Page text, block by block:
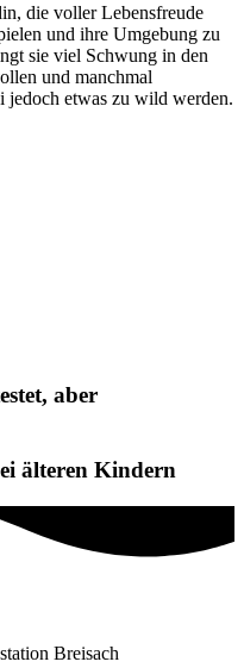
die voller Lebensfreude
und ihre Umgebung zu
sie viel Schwung in den
und manchmal
jedoch etwas zu wild werden.
aber
älteren Kindern
Breisach